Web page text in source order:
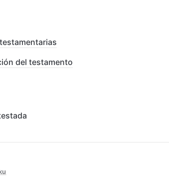
del testamento